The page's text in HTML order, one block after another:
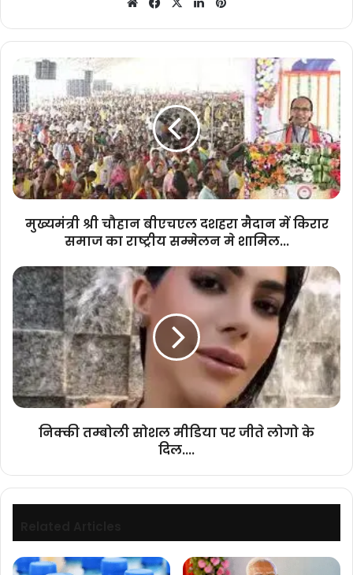
मुख्यमंत्री
श्री
चौहान
बीएचएल
दशहरा
मैदान
में
किरार
समाज
राष्ट्रीय
शामिल...
मुख्यमंत्री श्री चौहान बीएचएल दशहरा मैदान में किरार
समाज का राष्ट्रीय सम्मेलन मे शामिल...
निक्की
तम्बोली
सोशल
मीडिया
पर
जीते
लोगो
के
दिल....
निक्की तम्बोली सोशल मीडिया पर जीते लोगो के
दिल....